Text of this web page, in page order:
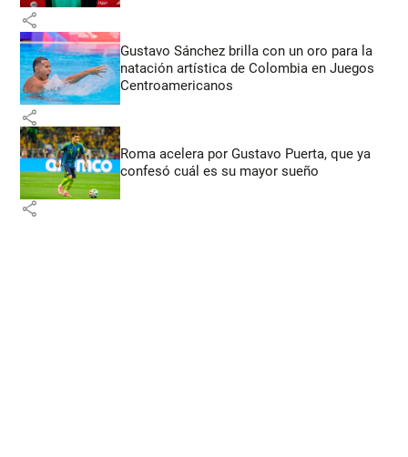
share
Gustavo Sánchez brilla con un oro para la
natación artística de Colombia en Juegos
Centroamericanos
share
Roma acelera por Gustavo Puerta, que ya
confesó cuál es su mayor sueño
share